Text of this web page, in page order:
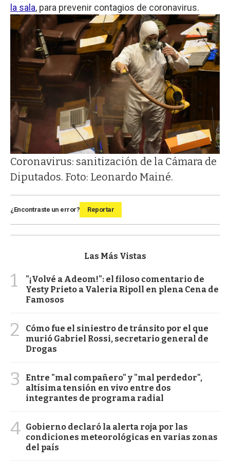
la sala, para prevenir contagios de coronavirus.
Coronavirus: sanitización de la Cámara de
Diputados. Foto: Leonardo Mainé.
¿Encontraste un error? Reportar
Las Más Vistas
1
"¡Volvé a Adeom!": el filoso comentario de
Yesty Prieto a Valeria Ripoll en plena Cena de
Famosos
2
Cómo fue el siniestro de tránsito por el que
murió Gabriel Rossi, secretario general de
Drogas
3
Entre "mal compañero" y "mal perdedor",
altísima tensión en vivo entre dos
integrantes de programa radial
4 Gobierno declaró la alerta roja por las
condiciones meteorológicas en varias zonas
del país